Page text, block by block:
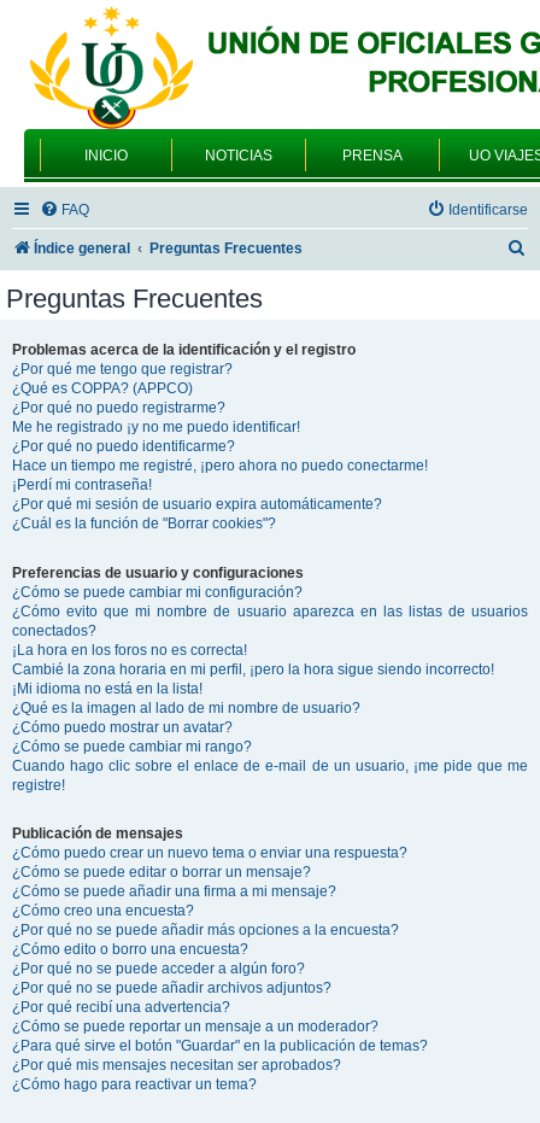
INICIO NOTICIAS PRENSA UO
FAQ Identificarse
Índice general Preguntas Frecuentes
Preguntas Frecuentes
Problemas acerca de la identificación y el registro
¿Por qué me tengo que registrar?
¿Qué es COPPA? (APPCO)
¿Por qué no puedo registrarme?
Me he registrado ¡y no me puedo identificar!
¿Por qué no puedo identificarme?
Hace un tiempo me registré, ¡pero ahora no puedo conectarme!
¡Perdí mi contraseña!
¿Por qué mi sesión de usuario expira automáticamente?
¿Cuál es la función de "Borrar cookies"?
Preferencias de usuario y configuraciones
¿Cómo se puede cambiar mi configuración?
¿Cómo evito que mi nombre de usuario aparezca en las listas de usuarios
conectados?
¡La hora en los foros no es correcta!
Cambié la zona horaria en mi perfil, ¡pero la hora sigue siendo incorrecto!
¡Mi idioma no está en la lista!
¿Qué es la imagen al lado de mi nombre de usuario?
¿Cómo puedo mostrar un avatar?
¿Cómo se puede cambiar mi rango?
Cuando hago clic sobre el enlace de e-mail de un usuario, ¡me pide que me
registre!
Publicación de mensajes
¿Cómo puedo crear un nuevo tema o enviar una respuesta?
¿Cómo se puede editar o borrar un mensaje?
¿Cómo se puede añadir una firma a mi mensaje?
¿Cómo creo una encuesta?
¿Por qué no se puede añadir más opciones a la encuesta?
¿Cómo edito o borro una encuesta?
¿Por qué no se puede acceder a algún foro?
¿Por qué no se puede añadir archivos adjuntos?
¿Por qué recibí una advertencia?
¿Cómo se puede reportar un mensaje a un moderador?
¿Para qué sirve el botón "Guardar" en la publicación de temas?
¿Por qué mis mensajes necesitan ser aprobados?
¿Cómo hago para reactivar un tema?